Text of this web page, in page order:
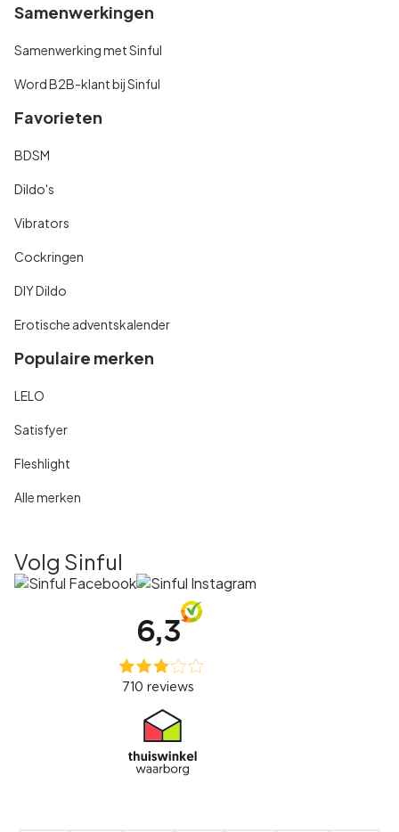
Samenwerkingen
Samenwerking met Sinful
Word B2B-klant bij Sinful
Favorieten
BDSM
Dildo's
Vibrators
Cockringen
DIY Dildo
Erotische adventskalender
Populaire merken
LELO
Satisfyer
Fleshlight
Alle merken
Volg Sinful